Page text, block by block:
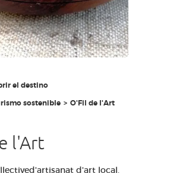
el destino
sostenible
O'Fil de l'Art
l'Art
d'art local.